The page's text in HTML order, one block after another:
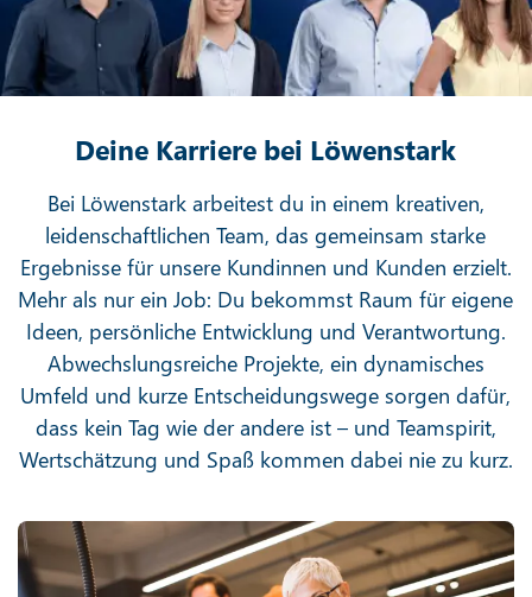
Deine Karriere bei Löwenstark
Bei Löwenstark arbeitest du in einem kreativen,
leidenschaftlichen Team, das gemeinsam starke
Ergebnisse für unsere Kundinnen und Kunden erzielt.
Mehr als nur ein Job: Du bekommst Raum für eigene
Ideen, persönliche Entwicklung und Verantwortung.
Abwechslungsreiche Projekte, ein dynamisches
Umfeld und kurze Entscheidungswege sorgen dafür,
dass kein Tag wie der andere ist – und Teamspirit,
Wertschätzung und Spaß kommen dabei nie zu kurz.